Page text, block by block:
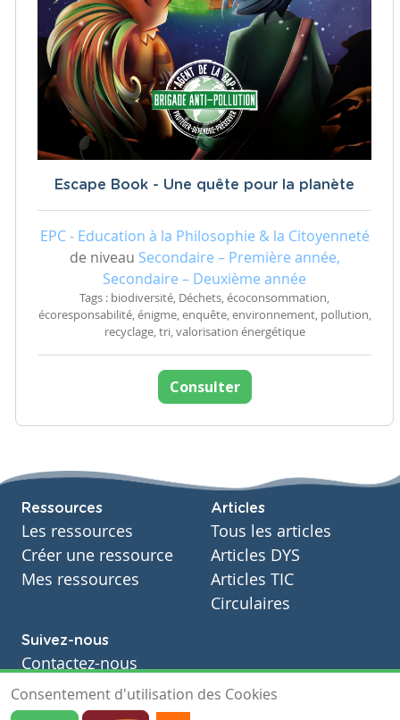
Escape Book - Une quête pour la planète
EPC - Education à la Philosophie & la Citoyenneté
de niveau Secondaire – Première année,
Secondaire – Deuxième année
Tags : biodiversité, Déchets, écoconsommation,
écoresponsabilité, énigme, enquête, environnement, pollution,
recyclage, tri, valorisation énergétique
Consulter
Ressources
Les ressources
Créer une ressource
Mes ressources
Articles
Tous les articles
Articles DYS
Articles TIC
Circulaires
Suivez-nous
Contactez-nous
Soutien scolaire
Notre page Facebook
Consentement d'utilisation des Cookies